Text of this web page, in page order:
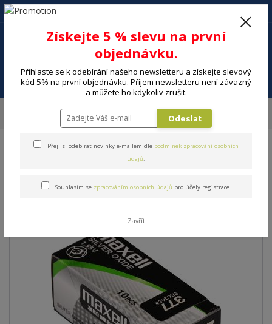
Menu
+420 602 494 600
MAXELL SR626SW/377 1BP
Baterie MAXELL
SR626SW/377 1BP
Získejte 5 % slevu na první
objednávku.
Přihlaste se k odebírání našeho newsletteru a získejte slevový
kód 5% na první objednávku. Příjem newsletteru není závazný
a můžete ho kdykoliv zrušit.
Odeslat
Přeji si odebírat novinky e-mailem dle podmínek zpracování osobních
údajů.
Souhlasím se zpracováním osobních údajů pro účely registrace.
Zavřít